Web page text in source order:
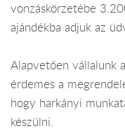
vonzáskörzetébe
ajándékba adjuk az
Alapvetően vállalunk
érdemes a
hogy harkányi
készülni.